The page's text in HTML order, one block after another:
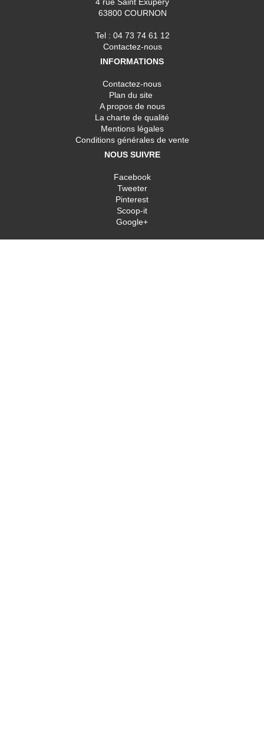
63800 COURNON
Tel : 04 73 74 61 12
Contactez-nous
INFORMATIONS
Contactez-nous
Plan du site
A propos de nous
La charte de qualité
Mentions légales
Conditions générales de vente
NOUS SUIVRE
Facebook
Tweeter
Pinterest
Scoop-it
Google+